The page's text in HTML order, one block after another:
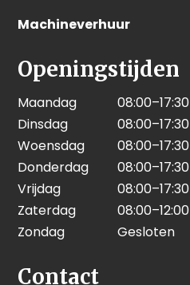
Machineverhuur
Openingstijden
Maandag
08:00–17:30
Dinsdag
08:00–17:30
Woensdag
08:00–17:30
Donderdag
08:00–17:30
Vrijdag
08:00–17:30
Zaterdag
08:00–12:00
Zondag
Gesloten
Contact